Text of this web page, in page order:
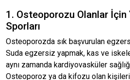
1. Osteoporozu Olanlar İçin
Sporları
Osteoporozda sık başvurulan
Suda egzersiz yapmak, kas ve
aynı zamanda kardiyovasküler
Osteoporoz ya da kifozu olan